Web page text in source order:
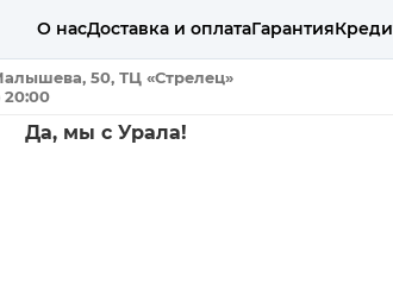
О насДоставка и оплатаГарантия
50, ТЦ «Стрелец»
20:00
Да, мы с Урала!